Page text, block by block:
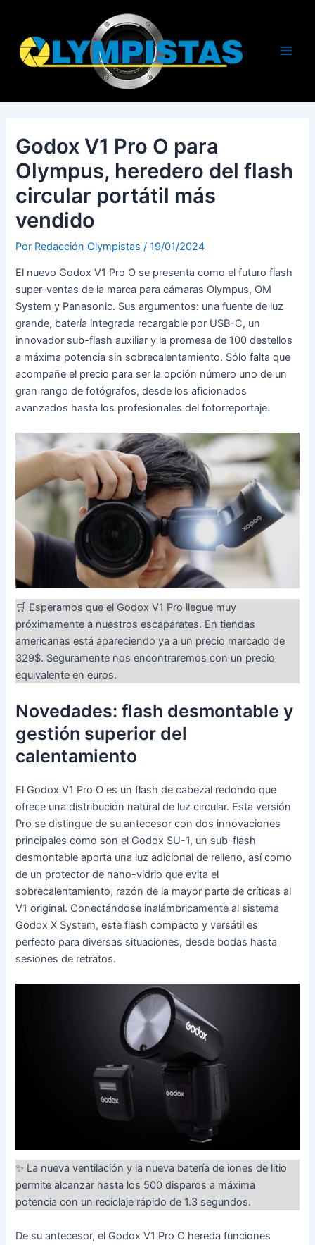
contenido
Godox V1 Pro O para
Olympus, heredero del flash
circular portátil más
vendido
Por Redacción Olympistas /19/01/2024
El nuevo Godox V1 Pro O se presenta como el futuro flash
super-ventas de la marca para cámaras Olympus, OM
System y Panasonic. Sus argumentos: una fuente de luz
grande, batería integrada recargable por USB-C, un
innovador sub-flash auxiliar y la promesa de 100 destellos
a máxima potencia sin sobrecalentamiento. Sólo falta que
acompañe el precio para ser la opción número uno de un
gran rango de fotógrafos, desde los aficionados
avanzados hasta los profesionales del fotorreportaje.
🛒 Esperamos que el Godox V1 Pro llegue muy
próximamente a nuestros escaparates. En tiendas
americanas está apareciendo ya a un precio marcado de
329$. Seguramente nos encontraremos con un precio
equivalente en euros.
Novedades: flash desmontable y
gestión superior del
calentamiento
El Godox V1 Pro O es un flash de cabezal redondo que
ofrece una distribución natural de luz circular. Esta versión
Pro se distingue de su antecesor con dos innovaciones
principales como son el Godox SU-1, un sub-flash
desmontable aporta una luz adicional de relleno, así como
de un protector de nano-vidrio que evita el
sobrecalentamiento, razón de la mayor parte de críticas al
V1 original. Conectándose inalámbricamente al sistema
Godox X System, este flash compacto y versátil es
perfecto para diversas situaciones, desde bodas hasta
sesiones de retratos.
✨ La nueva ventilación y la nueva batería de iones de litio
permite alcanzar hasta los 500 disparos a máxima
potencia con un reciclaje rápido de 1.3 segundos.
De su antecesor, el Godox V1 Pro O hereda funciones